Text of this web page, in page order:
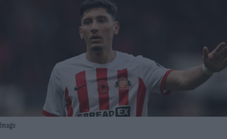
Imago